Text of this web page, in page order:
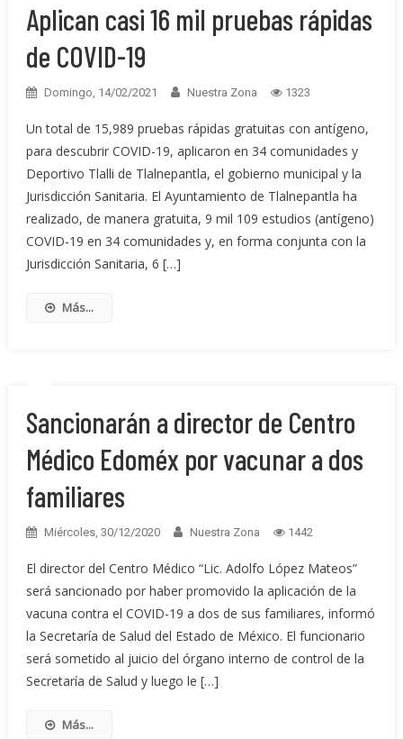
Aplican casi 16 mil pruebas rápidas
de COVID-19
Domingo, 14/02/2021 Nuestra Zona 1323
Un total de 15,989 pruebas rápidas gratuitas con antígeno,
para descubrir COVID-19, aplicaron en 34 comunidades y
Deportivo Tlalli de Tlalnepantla, el gobierno municipal y la
Jurisdicción Sanitaria. El Ayuntamiento de Tlalnepantla ha
realizado, de manera gratuita, 9 mil 109 estudios (antígeno)
COVID-19 en 34 comunidades y, en forma conjunta con la
Jurisdicción Sanitaria, 6 […]
Más...
Sancionarán a director de Centro
Médico Edoméx por vacunar a dos
familiares
Miércoles, 30/12/2020 Nuestra Zona 1442
El director del Centro Médico “Lic. Adolfo López Mateos”
será sancionado por haber promovido la aplicación de la
vacuna contra el COVID-19 a dos de sus familiares, informó
la Secretaría de Salud del Estado de México. El funcionario
será sometido al juicio del órgano interno de control de la
Secretaría de Salud y luego le […]
Más...